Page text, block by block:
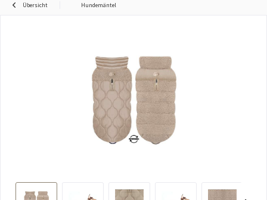
Übersicht Hundemäntel